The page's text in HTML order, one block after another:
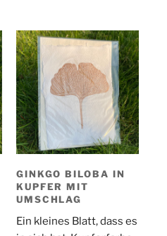
GINKGO BILOBA IN
KUPFER MIT
UMSCHLAG
Ein kleines Blatt, dass es